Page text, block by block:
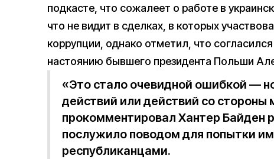
подкасте, что сожалеет о работе в
что не видит в сделках, в которых
коррупции, однако отметил, что
настоянию бывшего президента Польши
«Это стало очевидной ошибкой —
действий или действий со
прокомментировал Хантер Байден
послужило поводом для попытки
республиканцами.